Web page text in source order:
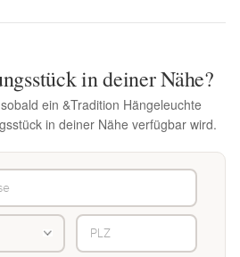
in deiner Nähe?
ein &Tradition Hängeleuchte
in deiner Nähe verfügbar wird.